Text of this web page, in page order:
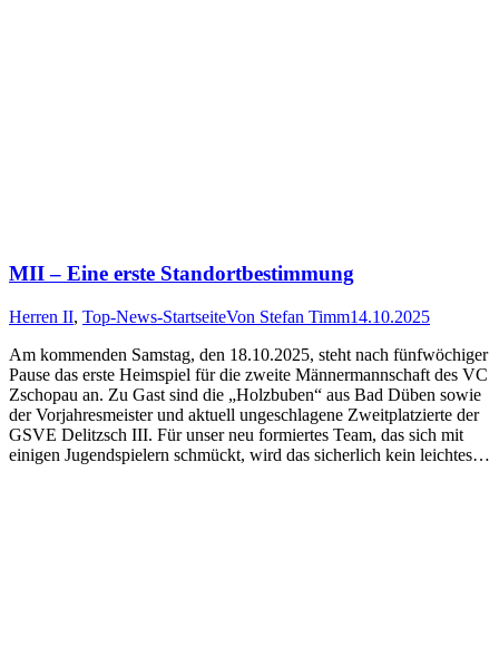
MII – Eine erste Standortbestimmung
Herren II, Top-News-StartseiteVon Stefan Timm14.10.2025
Am kommenden Samstag, den 18.10.2025, steht nach fünfwöchiger
Pause das erste Heimspiel für die zweite Männermannschaft des VC
Zschopau an. Zu Gast sind die „Holzbuben“ aus Bad Düben sowie
der Vorjahresmeister und aktuell ungeschlagene Zweitplatzierte der
GSVE Delitzsch III. Für unser neu formiertes Team, das sich mit
einigen Jugendspielern schmückt, wird das sicherlich kein leichtes…